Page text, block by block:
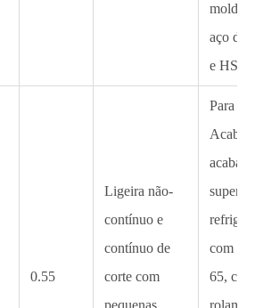
molde
aço de
e HSS.
0.55
Ligeira não-
contínuo e
contínuo de
corte com
pequenas
Para
super-o
com
65,